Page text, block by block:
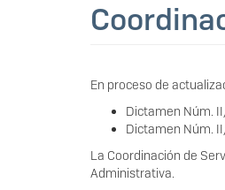
En proceso de
Dictamen Núm.
Dictamen Núm.
La Coordinación de
Administrativa.